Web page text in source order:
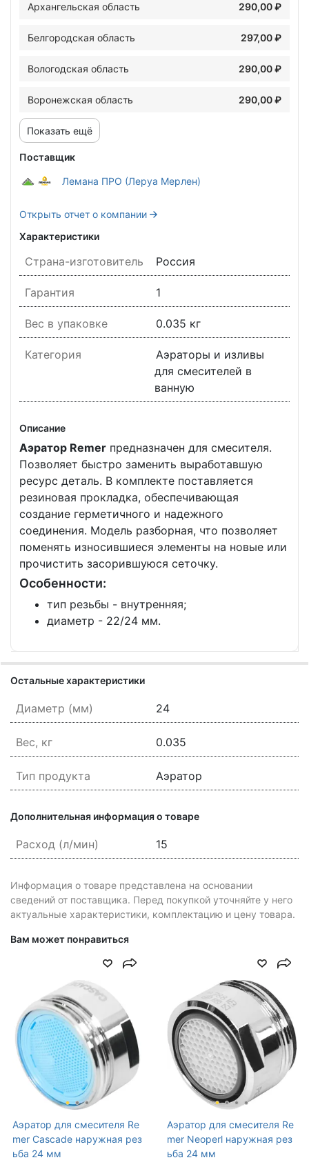
Архангельская область 290,00 ₽
Белгородская область 297,00 ₽
Вологодская область 290,00 ₽
Воронежская область 290,00 ₽
Показать ещё
Поставщик
Лемана ПРО (Леруа Мерлен)
Открыть отчет о компании
Характеристики
Страна-изготовитель Россия
Гарантия 1
Вес в упаковке 0.035 кг
Категория
Аэраторы и изливы
для смесителей в
ванную
Описание
Аэратор Remer предназначен для смесителя.
Позволяет быстро заменить выработавшую
ресурс деталь. В комплекте поставляется
резиновая прокладка, обеспечивающая
создание герметичного и надежного
соединения. Модель разборная, что позволяет
поменять износившиеся элементы на новые или
прочистить засорившуюся сеточку.
Особенности:
тип резьбы - внутренняя;
диаметр - 22/24 мм.
Остальные характеристики
Диаметр (мм) 24
Вес, кг 0.035
Тип продукта Аэратор
Дополнительная информация о товаре
Расход (л/мин) 15
Информация о товаре представлена на основании
сведений от поставщика. Перед покупкой уточняйте у него
актуальные характеристики, комплектацию и цену товара.
Вам может понравиться
Аэратор для смесителя Re
mer Cascade наружная рез
ьба 24 мм
Аэратор для смесителя Re
mer Neoperl наружная рез
ьба 24 мм